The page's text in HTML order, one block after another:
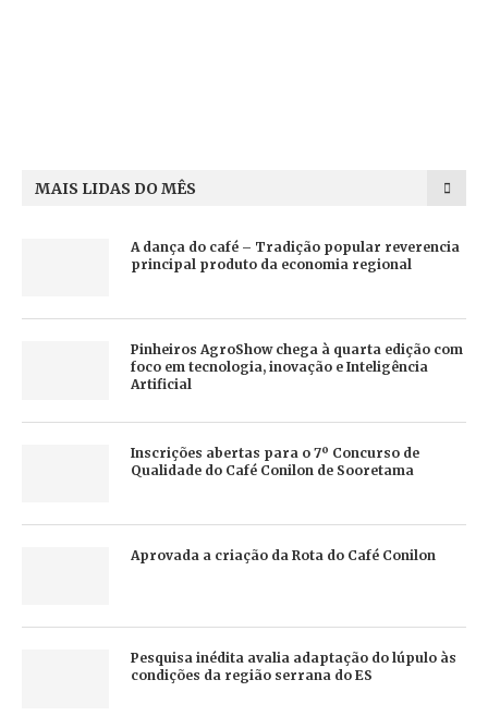
MAIS LIDAS DO MÊS
A dança do café – Tradição popular reverencia
principal produto da economia regional
Pinheiros AgroShow chega à quarta edição com
foco em tecnologia, inovação e Inteligência
Artificial
Inscrições abertas para o 7º Concurso de
Qualidade do Café Conilon de Sooretama
Aprovada a criação da Rota do Café Conilon
Pesquisa inédita avalia adaptação do lúpulo às
condições da região serrana do ES